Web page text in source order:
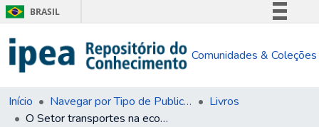
BRASIL
Comunica BR
Acesso à informação
Comunidades & Coleções
Início Navegar por Tipo de Publicação
Livros
O Setor transportes na economia brasileira